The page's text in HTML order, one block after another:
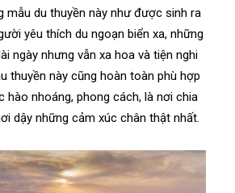
mẫu du thuyền này như được sinh ra
yêu thích du ngoạn biển xa, những
ngày nhưng vẫn xa hoa và tiện nghi
thuyền này cũng hoàn toàn phù hợp
hào nhoáng, phong cách, là nơi chia
dậy những cảm xúc chân thật nhất.